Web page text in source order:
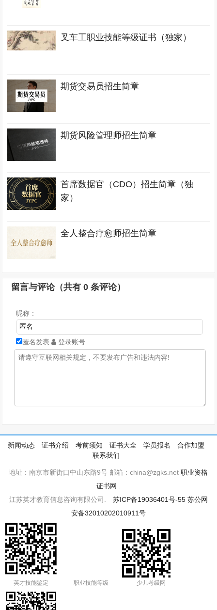
叉车工职业技能等级证书（独家）
期货交易员招生简章
期货风险管理师招生简章
首席数据官（CDO）招生简章（独
家）
全人整合疗愈师招生简章
留言与评论（共有0 条评论）
昵称：
匿名发表 登录账号
新闻动态 证书介绍 考前须知 证书大全 学员报名
合作加盟
联系我们
地址：南京市新街口中山东路9号 邮箱：china@zgks.net职业资格
证书网
江苏英才教育信息咨询有限公司. 苏ICP备19036401号-55 苏公网
安备32010202010911号
英才技能鉴定 职业技能等级 少儿考级网